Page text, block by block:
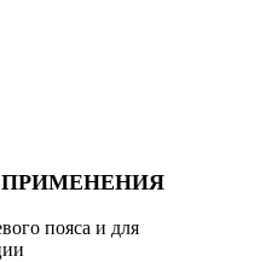
пояса и для